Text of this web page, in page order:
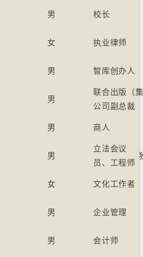
男 校长
女 执业律师
男 智库创办人
男
联合出版（
公司副总裁
男 商人
男
立法会议
员、工程师
女 文化工作者
男 企业管理
男 会计师